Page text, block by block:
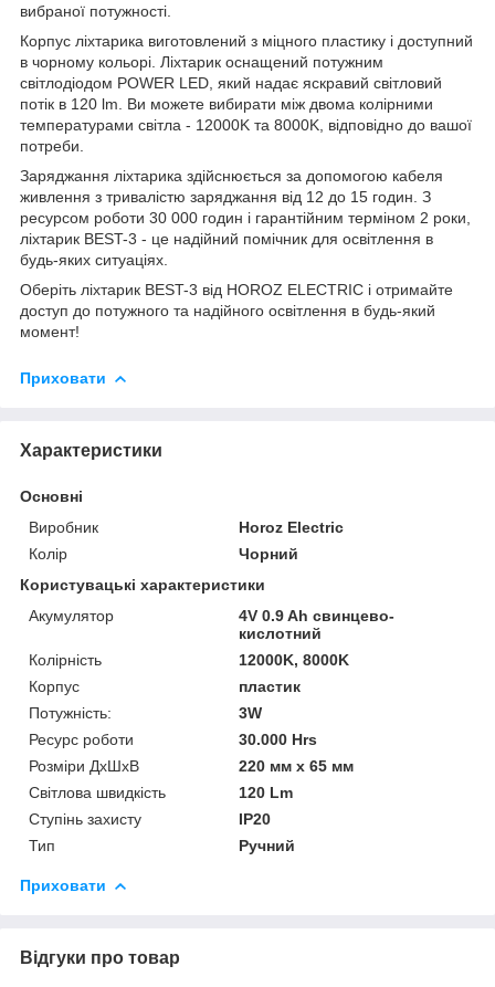
вибраної потужності.
Корпус ліхтарика виготовлений з міцного пластику і доступний
в чорному кольорі. Ліхтарик оснащений потужним
світлодіодом POWER LED, який надає яскравий світловий
потік в 120 lm. Ви можете вибирати між двома колірними
температурами світла - 12000K та 8000K, відповідно до вашої
потреби.
Заряджання ліхтарика здійснюється за допомогою кабеля
живлення з тривалістю заряджання від 12 до 15 годин. З
ресурсом роботи 30 000 годин і гарантійним терміном 2 роки,
ліхтарик BEST-3 - це надійний помічник для освітлення в
будь-яких ситуаціях.
Оберіть ліхтарик BEST-3 від HOROZ ELECTRIC і отримайте
доступ до потужного та надійного освітлення в будь-який
момент!
Приховати
Характеристики
Основні
Виробник
Horoz Electric
Колір
Чорний
Користувацькі характеристики
Акумулятор
4V 0.9 Ah свинцево-
кислотний
Колірність
12000K, 8000K
Корпус
пластик
Потужність:
3W
Ресурс роботи
30.000 Hrs
Розміри ДхШхВ
220 мм x 65 мм
Світлова швидкість
120 Lm
Ступінь захисту
IP20
Тип
Ручний
Приховати
Відгуки про товар